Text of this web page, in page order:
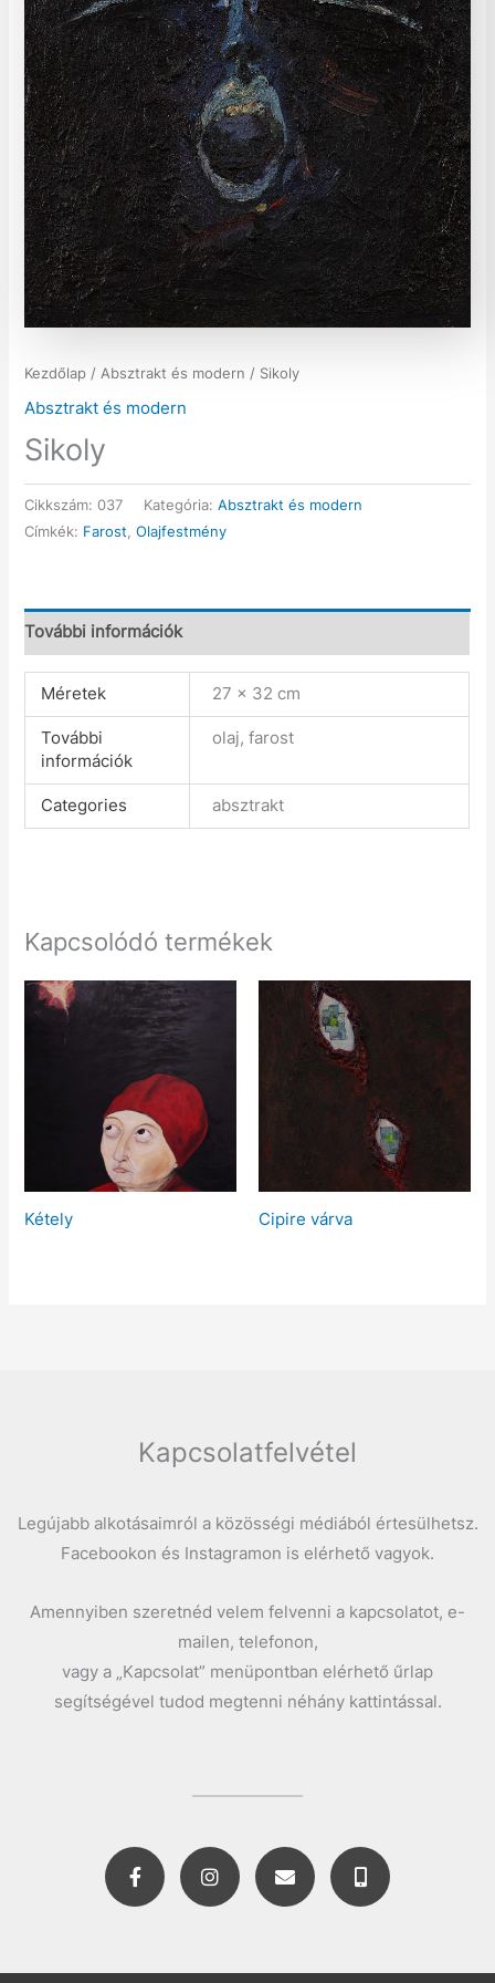
Kezdőlap / Absztrakt és modern / Sikoly
Absztrakt és modern
Sikoly
Cikkszám:037 Kategória:Absztrakt és modern
Címkék: Farost ,Olajfestmény
További információk
Méretek 27 × 32 cm
További
információk
olaj, farost
Categories absztrakt
Kapcsolódó termékek
Kétely Cipire várva
Kapcsolatfelvétel
Legújabb alkotásaimról a közösségi médiából értesülhetsz.
Facebookon és Instagramon is elérhető vagyok.
Amennyiben szeretnéd velem felvenni a kapcsolatot, e-
mailen, telefonon,
vagy a „Kapcsolat” menüpontban elérhető űrlap
segítségével tudod megtenni néhány kattintással.
F
a
c
o
I
n
r
E
n
p
M
o
-